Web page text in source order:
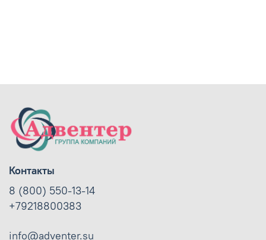
Контакты
8 (800) 550-13-14
+79218800383
info@adventer.su